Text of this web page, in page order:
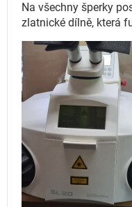
Na všechny šperky
zlatnické dílně, která